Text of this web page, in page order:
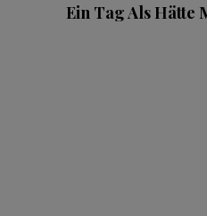
Ein Tag Als Hätte